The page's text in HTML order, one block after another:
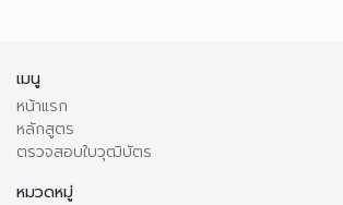
เมนู
หน้าแรก
หลักสูตร
ตรวจสอบใบวุฒิบัตร
หมวดหมู่